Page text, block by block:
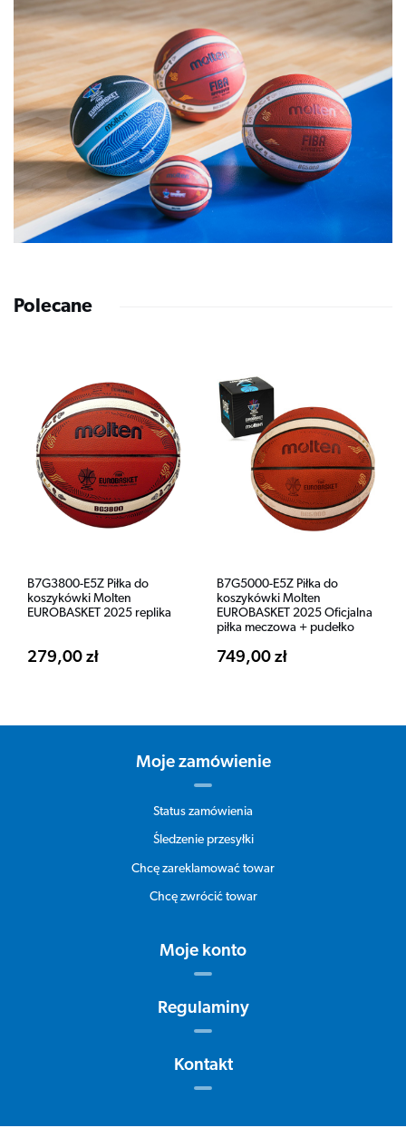
Polecane
B7G3800-E5Z Piłka do
koszykówki Molten
EUROBASKET 2025 replika
279,00 zł
B7G5000-E5Z Piłka do
koszykówki Molten
EUROBASKET 2025 Oficjalna
piłka meczowa + pudełko
749,00 zł
Moje zamówienie
Status zamówienia
Śledzenie przesyłki
Chcę zareklamować towar
Chcę zwrócić towar
Moje konto
Regulaminy
Kontakt